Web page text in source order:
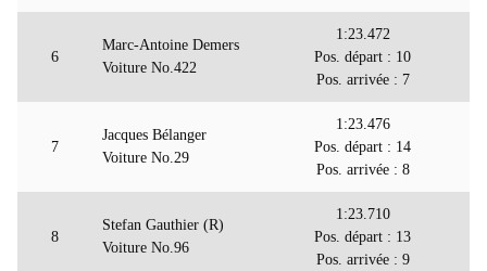
6
Marc-Antoine Demers
Voiture No.422
1:23.472
Pos. départ : 10
Pos. arrivée : 7
7
Jacques Bélanger
Voiture No.29
1:23.476
Pos. départ : 14
Pos. arrivée : 8
8
Stefan Gauthier (R)
Voiture No.96
1:23.710
Pos. départ : 13
Pos. arrivée : 9